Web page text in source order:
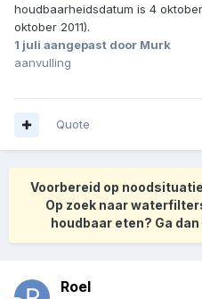
houdbaarheidsdatum is 4
oktober 2011).
1 juli aangepast door Murk
aanvulling
Quote
Voorbereid op
Op zoek naar
houdbaar eten? Ga
Roel